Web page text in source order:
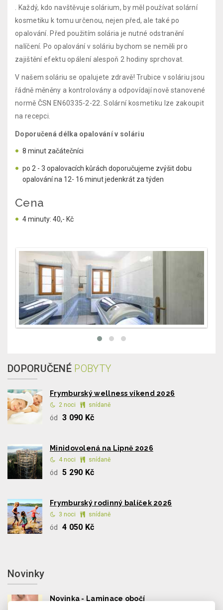
. Každý, kdo navštěvuje solárium, by měl používat solární
kosmetiku k tomu určenou, nejen před, ale také po
opalování. Před použitím solária je nutné odstranění
nalíčení. Po opalování v soláriu bychom se neměli pro
zajištění efektu opálení alespoň 2 hodiny sprchovat.
V našem soláriu se opalujete zdravě! Trubice v soláriu jsou
řádně měněny a kontrolovány a odpovídají nově stanovené
normě ČSN EN60335-2-22. Solární kosmetiku lze zakoupit
na recepci.
Doporučená délka opalování v soláriu
8 minut začátečníci
po 2 - 3 opalovacích kůrách doporučujeme zvýšit dobu
opalování na 12- 16 minut jedenkrát za týden
Cena
4 minuty: 40,- Kč
DOPORUČENÉ POBYTY
Frymburský wellness víkend 2026
2 noci snídaně
ód 3 090 Kč
Minidovolená na Lipně 2026
4 noci snídaně
ód 5 290 Kč
Frymburský rodinný balíček 2026
3 noci snídaně
ód 4 050 Kč
Novinky
Novinka - Laminace obočí